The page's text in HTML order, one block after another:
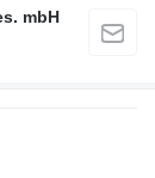
mbH